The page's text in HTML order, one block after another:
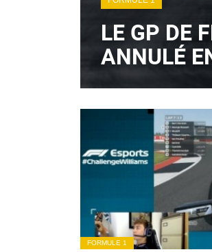
LE GP DE
ANNULÉ
FORMULE 1